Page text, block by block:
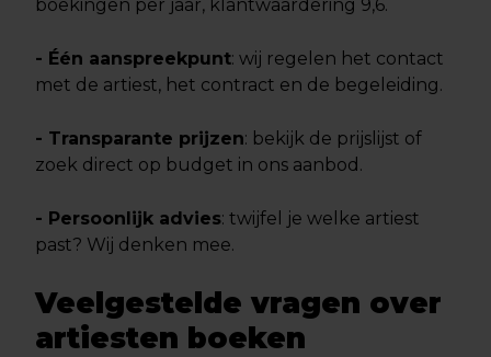
boekingen per jaar, klantwaardering 9,6.
- Één aanspreekpunt: wij regelen het contact
met de artiest, het contract en de begeleiding.
- Transparante prijzen: bekijk de prijslijst of
zoek direct op budget in ons aanbod.
- Persoonlijk advies: twijfel je welke artiest
past? Wij denken mee.
Veelgestelde vragen over
artiesten boeken